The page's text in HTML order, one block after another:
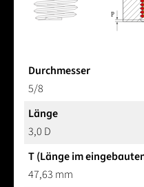
Durchmesser
5/8
Länge
3,0 D
T (Länge im
47,63 mm